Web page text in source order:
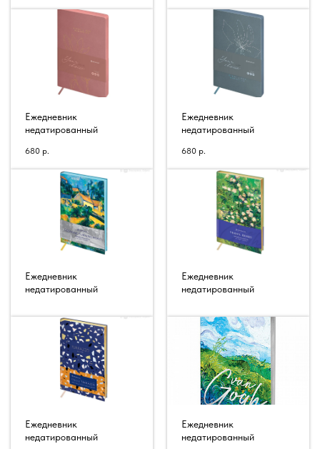
Ежедневник
недатированный
680 р.
Ежедневник
недатированный
680 р.
Ежедневник
недатированный
Ежедневник
недатированный
Ежедневник
недатированный
Ежедневник
недатированный
Планеры